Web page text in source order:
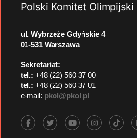
Polski Komitet Olimpijski
ul. Wybrzeże Gdyńskie 4
01-531 Warszawa
Sekretariat:
tel.: +48 (22) 560 37 00
tel.: +48 (22) 560 37 01
e-mail: pkol@pkol.pl